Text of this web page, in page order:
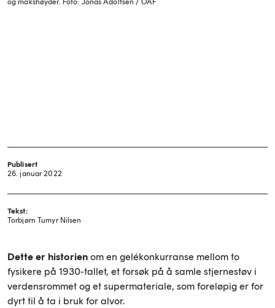
og makshøyder. Foto: Jonas Adolfsen / OAF
Publisert
26. januar 2022
Tekst:
Torbjørn Tumyr Nilsen
Dette er historien om en gelékonkurranse mellom to
fysikere på 1930-tallet, et forsøk på å samle stjernestøv i
verdensrommet og et supermateriale, som foreløpig er for
dyrt til å ta i bruk for alvor.